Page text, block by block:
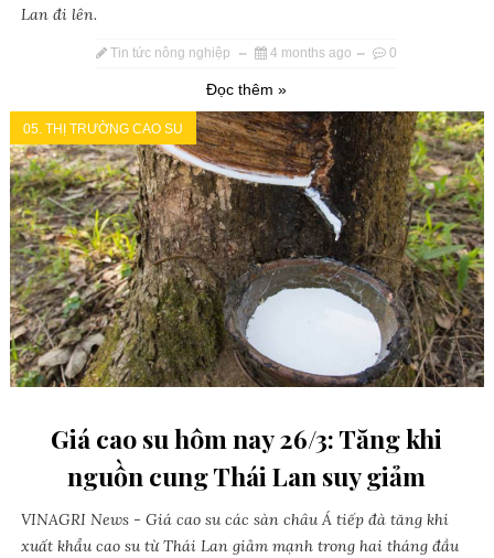
Lan đi lên.
Tin tức nông nghiệp 4 months ago 0
Đọc thêm »
05. THỊ TRƯỜNG CAO SU
Giá cao su hôm nay 26/3: Tăng khi
nguồn cung Thái Lan suy giảm
VINAGRI News - Giá cao su các sàn châu Á tiếp đà tăng khi
xuất khẩu cao su từ Thái Lan giảm mạnh trong hai tháng đầu